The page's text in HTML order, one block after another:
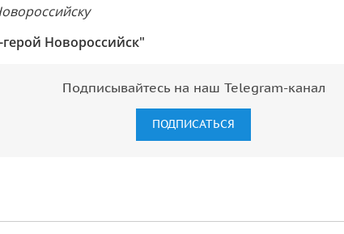
Новороссийск"
Подписывайтесь на наш Telegram-канал
ПОДПИСАТЬСЯ